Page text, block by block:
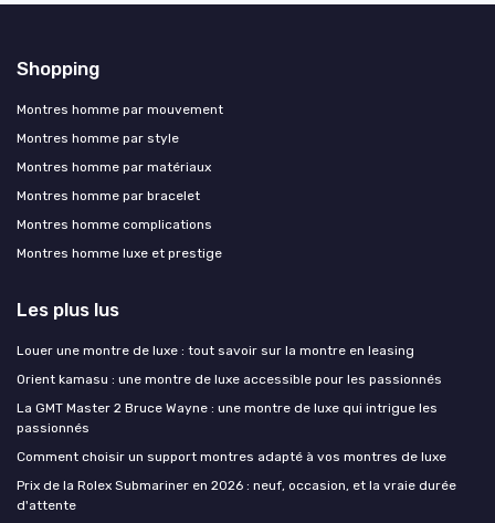
Shopping
Montres homme par mouvement
Montres homme par style
Montres homme par matériaux
Montres homme par bracelet
Montres homme complications
Montres homme luxe et prestige
Les plus lus
Louer une montre de luxe : tout savoir sur la montre en leasing
Orient kamasu : une montre de luxe accessible pour les passionnés
La GMT Master 2 Bruce Wayne : une montre de luxe qui intrigue les
passionnés
Comment choisir un support montres adapté à vos montres de luxe
Prix de la Rolex Submariner en 2026 : neuf, occasion, et la vraie durée
d'attente